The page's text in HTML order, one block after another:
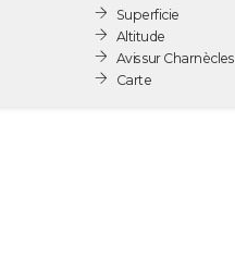
Superficie
Altitude
Avis sur Charnècles
Carte